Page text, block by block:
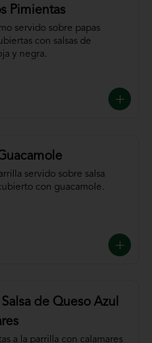
Pimientas
servido sobre papas
con salsas de
y negra.
servido sobre salsa
con guacamole.
de Queso Azul
a la parrilla con calamares